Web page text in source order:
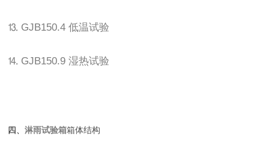
⒔ GJB150.4 低温试验
⒕ GJB150.9 湿热试验
四、淋雨试验箱箱体结构